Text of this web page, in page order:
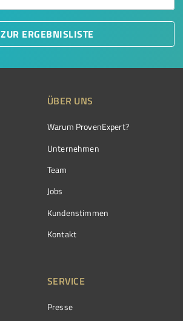
ZUR ERGEBNISLISTE
ÜBER UNS
Warum ProvenExpert?
Unternehmen
Team
Jobs
Kundenstimmen
Kontakt
SERVICE
Presse